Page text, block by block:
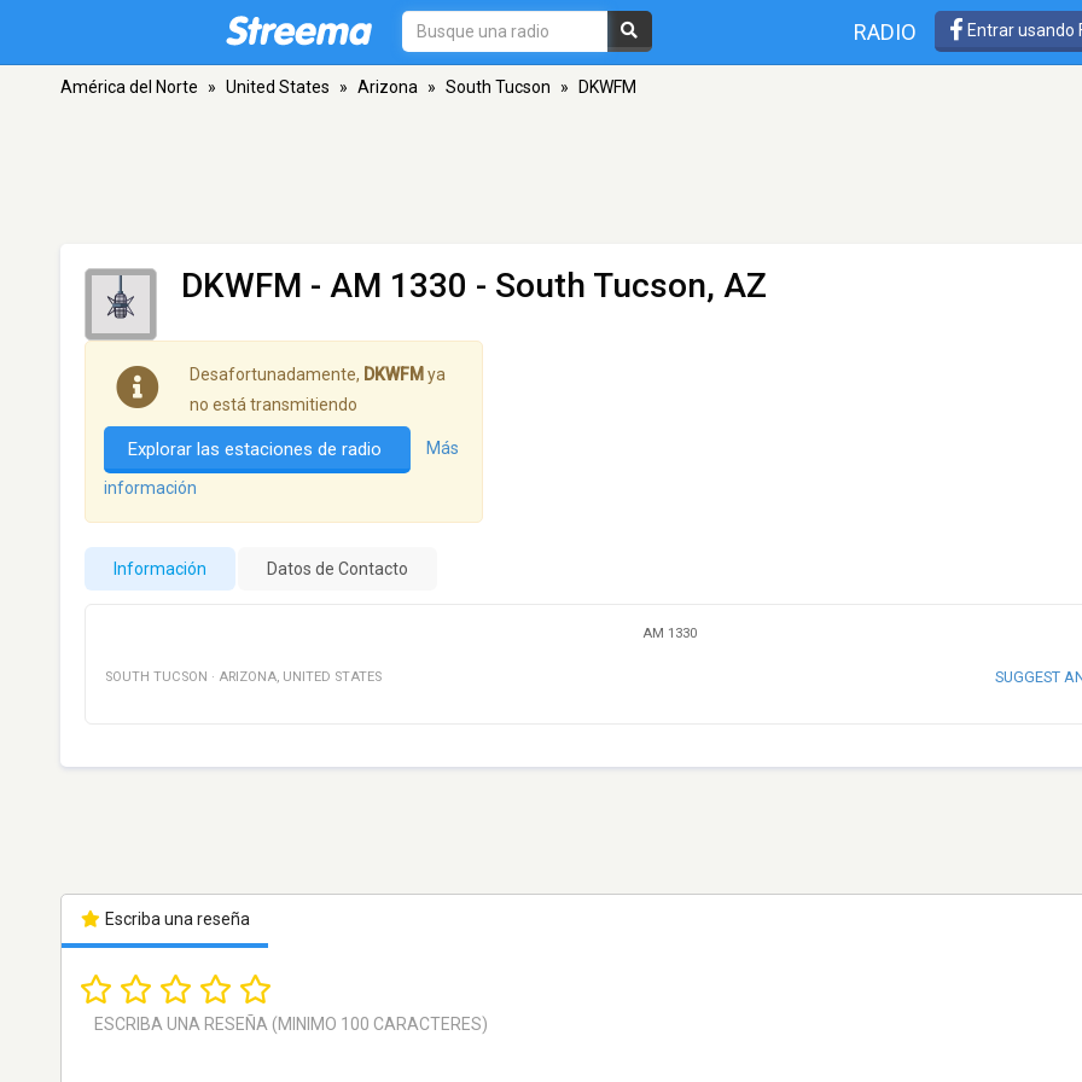
RADIO Entrar usando
América del Norte » United States » Arizona » South Tucson » DKWFM
DKWFM - AM 1330 - South Tucson, AZ
Desafortunadamente, DKWFM ya
no está transmitiendo
Explorar las estaciones de radio Más
información
Información Datos de Contacto
AM 1330
SOUTH TUCSON · ARIZONA, UNITED STATES SUGGEST
Escriba una reseña